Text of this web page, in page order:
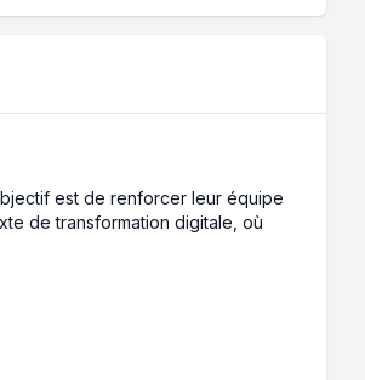
est de renforcer leur équipe
de transformation digitale, où